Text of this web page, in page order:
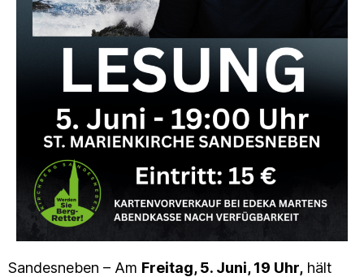
Sandesneben – Am Freitag, 5. Juni, 19 Uhr, hält